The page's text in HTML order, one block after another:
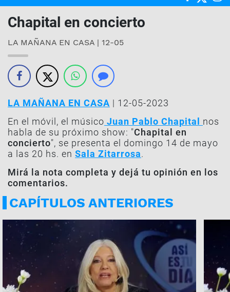
Chapital en concierto
LA MAÑANA EN CASA | 12-05
LA MAÑANA EN CASA | 12-05-2023
En el móvil, el músico Juan Pablo Chapital nos
habla de su próximo show: "Chapital en
concierto", se presenta el domingo 14 de mayo
a las 20 hs. en Sala Zitarrosa.
Mirá la nota completa y dejá tu opinión en los
comentarios.
CAPÍTULOS ANTERIORES